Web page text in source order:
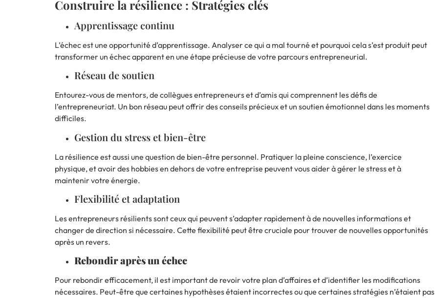
Construire la résilience : Stratégies clés
Apprentissage continu
L’échecest une opportunité d’apprentissage. Analyser ce qui a mal tourné et pourquoi cela s’est produit peut
transformer un échec apparent en une étape précieuse de votre parcours entrepreneurial.
Réseau de soutien
Entourez-vous de mentors, de collègues entrepreneurs et d’amis qui comprennent les défis de
l’entrepreneuriat. Un bon réseau peut offrir des conseils précieux et un soutien émotionnel dans les moments
difficiles.
Gestion du stress et bien-être
La résilience est aussi une question de bien-être personnel. Pratiquer la pleine conscience, l’exercice
physique, et avoir des hobbies en dehors de votre entreprise peuvent vous aider à gérer le stress et à
maintenir votre énergie.
Flexibilité et adaptation
Les entrepreneurs résilients sont ceux qui peuvent s’adapter rapidement à de nouvelles informations et
changer de direction si nécessaire. Cette flexibilité peut être cruciale pour trouver de nouvelles opportunités
après un revers.
Rebondir après un échec
Pour rebondir efficacement, il est important de revoir votre plan d’affaires et d’identifier les modifications
nécessaires. Peut-être que certaines hypothèses étaient incorrectes ou que certaines stratégies n’étaient pas